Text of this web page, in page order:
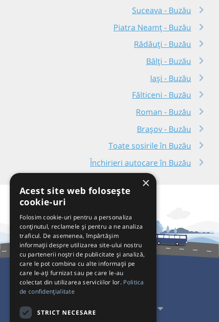
Suceava - Buzău
Piatra Neamț - Buzău
Rădăuți - Buzău
Bălți - Buzău
Iași - Buzău
Fălticeni - Buzău
Roman - Buzău
Brașov - Buzău
Toate sosirile în Buzău
Închirieri autocare în Buzău
Pentru Călători
Pentru Transportatori
×
Acest site web folosește
cookie-uri
Folosim cookie-uri pentru a personaliza
conținutul, reclamele și pentru a ne analiza
traficul. De asemenea, împărtășim
informații despre utilizarea site-ului nostru
cu partenerii noștri de publicitate și analiză,
care le pot combina cu alte informații pe
care le-ați furnizat sau pe care le-au
colectat din utilizarea serviciilor lor. Politica
de confidențialitate
STRICT NECESARE